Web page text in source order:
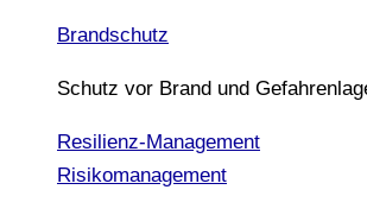
Brandschutz
Schutz vor Brand und
Resilienz-Management
Risikomanagement